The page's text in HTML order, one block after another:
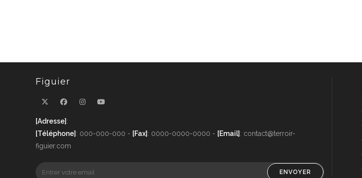
Figuier
[Adresse] :
[Téléphone] : 000-000-000 - [Fax] : 0000-0000-0000 - [Email] : contact@terroir-
figuier.com
ENVOYER